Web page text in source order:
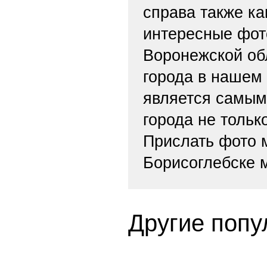
справа также
интересные
Воронежской
города в нашем
является
города не
Прислать фото
Борисоглебске
Другие